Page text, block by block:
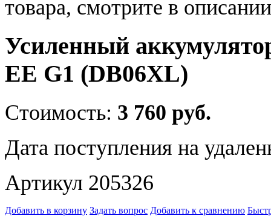
товара, смотрите в
Усиленный
EE G1 (DB06XL)
Стоимость: 3 760 руб.
Дата поступления на
Артикул 205326
Добавить в корзину Задать вопрос Добавить к сравнению